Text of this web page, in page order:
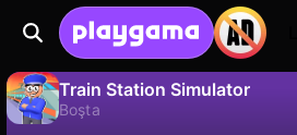
Train Station Simulator
Boşta